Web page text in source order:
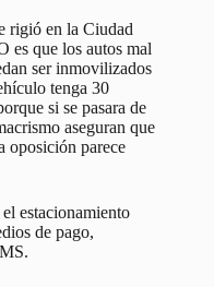
rigió en la Ciudad
es que los autos mal
ser inmovilizados
tenga 30
si se pasara de
aseguran que
oposición parece
estacionamiento
de pago,